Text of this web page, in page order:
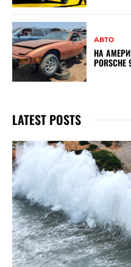
АВТО
НА
LATEST POSTS